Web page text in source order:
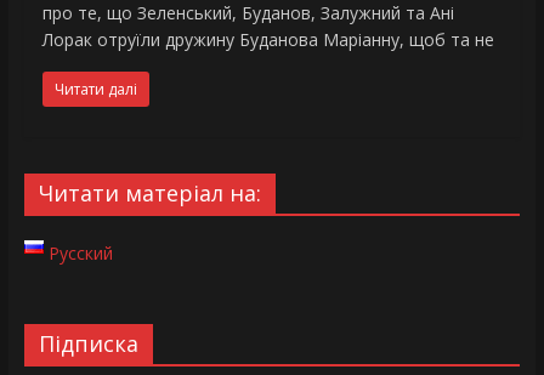
про те, що Зеленський, Буданов, Залужний та Ані
Лорак отруїли дружину Буданова Маріанну, щоб та не
Читати далі
Читати матеріал на:
Русский
Підписка